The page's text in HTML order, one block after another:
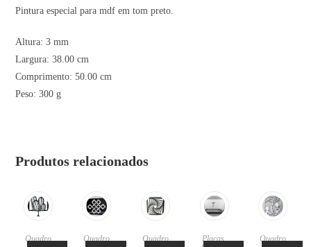
Pintura especial para mdf em tom preto.
Altura: 3 mm
Largura: 38.00 cm
Comprimento: 50.00 cm
Peso: 300 g
Produtos relacionados
Quadro
Quadro
Quadro
Placas,
Quadro